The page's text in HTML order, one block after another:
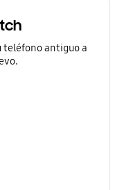
teléfono antiguo a